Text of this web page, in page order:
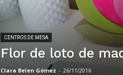
CENTROS DE MESA
Flor de loto de
Clara Belen Gómez - 26/11/2016